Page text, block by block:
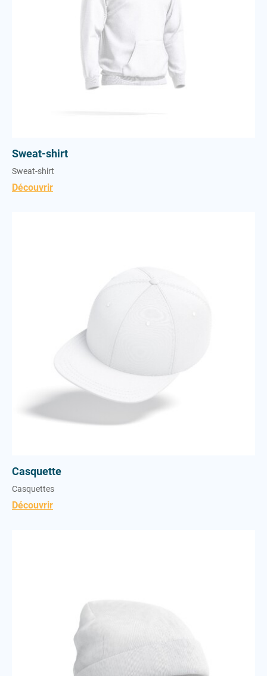
Sweat-shirt
Sweat-shirt
Découvrir
Casquette
Casquettes
Découvrir